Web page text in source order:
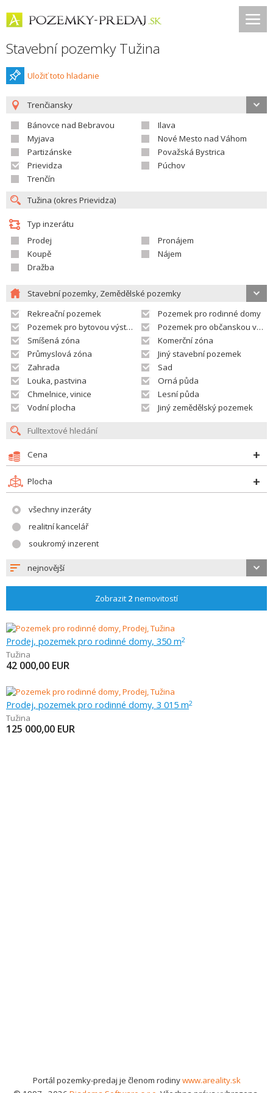
Stavební pozemky Tužina
Uložiť toto hladanie
Trenčiansky
Bánovce nad Bebravou
Ilava
Myjava
Nové Mesto nad Váhom
Partizánske
Považská Bystrica
Prievidza
Púchov
Trenčín
Typ inzerátu
Prodej
Pronájem
Koupě
Nájem
Dražba
Stavební pozemky, Zemědělské pozemky
Rekreační pozemek
Pozemek pro rodinné domy
Pozemek pro bytovou výstavbu
Pozemek pro občanskou vybavenost
Smíšená zóna
Komerční zóna
Průmyslová zóna
Jiný stavební pozemek
Zahrada
Sad
Louka, pastvina
Orná půda
Chmelnice, vinice
Lesní půda
Vodní plocha
Jiný zemědělský pozemek
Cena
Plocha
všechny inzeráty
realitní kancelář
soukromý inzerent
nejnovější
Zobrazit 2 nemovitostí
Prodej, pozemek pro rodinné domy, 350 m2
Tužina
42 000,00 EUR
Prodej, pozemek pro rodinné domy, 3 015 m2
Tužina
125 000,00 EUR
Portál pozemky-predaj je členom rodinywww.areality.sk